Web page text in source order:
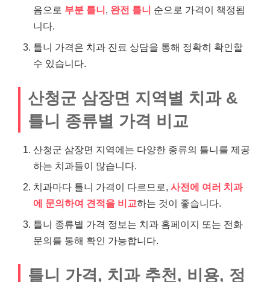
음으로 부분 틀니, 완전 틀니 순으로 가격이 책정됩
니다.
틀니 가격은 치과 진료 상담을 통해 정확히 확인할
수 있습니다.
산청군 삼장면 지역별 치과 &
틀니 종류별 가격 비교
산청군 삼장면 지역에는 다양한 종류의 틀니를 제공
하는 치과들이 많습니다.
치과마다 틀니 가격이 다르므로, 사전에 여러 치과
에 문의하여 견적을 비교하는 것이 좋습니다.
틀니 종류별 가격 정보는 치과 홈페이지 또는 전화
문의를 통해 확인 가능합니다.
틀니 가격, 치과 추천, 비용, 정